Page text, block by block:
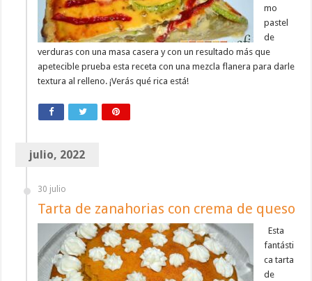
mo
pastel
de
verduras con una masa casera y con un resultado más que
apetecible prueba esta receta con una mezcla flanera para darle
textura al relleno. ¡Verás qué rica está!
julio, 2022
30 julio
Tarta de zanahorias con crema de queso
Esta
fantásti
ca tarta
de